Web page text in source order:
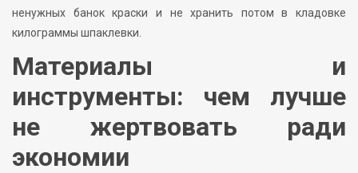
ненужных банок краски и не хранить потом в кладовке
килограммы шпаклевки.
Материалы и
инструменты: чем лучше
не жертвовать ради
экономии